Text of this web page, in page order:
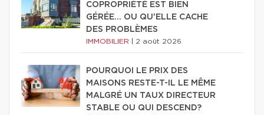
COPROPRIÉTÉ EST BIEN
GÉRÉE… OU QU'ELLE CACHE
DES PROBLÈMES
IMMOBILIER 2 août 2026
POURQUOI LE PRIX DES
MAISONS RESTE-T-IL LE MÊME
MALGRÉ UN TAUX DIRECTEUR
STABLE OU QUI DESCEND?